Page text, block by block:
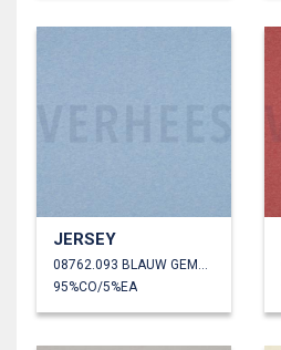
JERSEY
08762.093 BLAUW GEMÊLEERD
95%CO/5%EA